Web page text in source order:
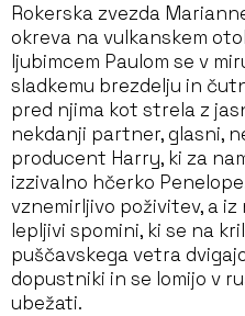
Rokerska zvezda
okreva na vulkanskem
ljubimcem Paulom se v
sladkemu brezdelju in
pred njima kot strela z
nekdanji partner, glasni,
producent Harry, ki za
izzivalno hčerko
vznemirljivo poživitev, a
lepljivi spomini, ki se na
puščavskega vetra
dopustniki in se lomijo v
ubežati.